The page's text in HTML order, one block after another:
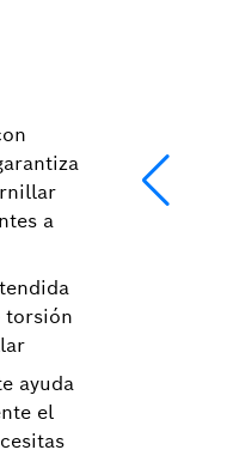
a
torsión
ayuda
el